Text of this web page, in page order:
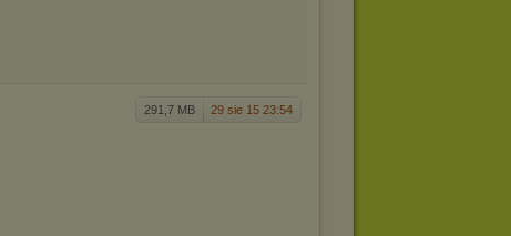
291,7 MB 29 sie 15 23:54